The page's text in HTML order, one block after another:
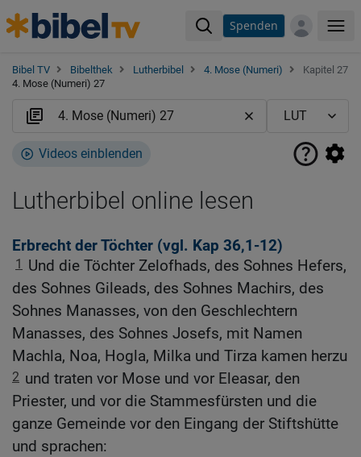
Spenden
Bibel TV Bibelthek Lutherbibel 4. Mose (Numeri)
Kapitel 27
4. Mose (Numeri) 27
Videos einblenden
Lutherbibel online lesen
Erbrecht der Töchter (vgl. Kap 36,1-12)
1
Und die Töchter Zelofhads, des Sohnes Hefers,
des Sohnes Gileads, des Sohnes Machirs, des
Sohnes Manasses, von den Geschlechtern
Manasses, des Sohnes Josefs, mit Namen
Machla, Noa, Hogla, Milka und Tirza kamen herzu
2 und traten vor Mose und vor Eleasar, den
Priester, und vor die Stammesfürsten und die
ganze Gemeinde vor den Eingang der Stiftshütte
und sprachen: